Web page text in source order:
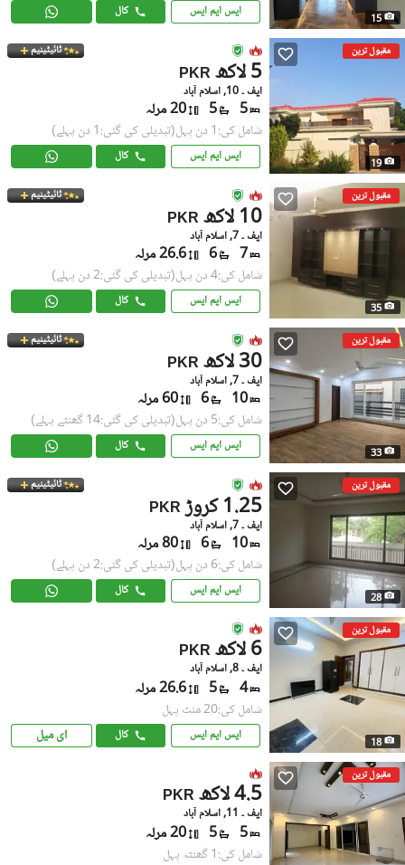
15 ایس ایم ایس کال
مقبول ترین
19
ٹائیٹینیم
PKR 5 لاکھ
ایف ۔ 10, اسلام آباد
5
5 20 مرلہ
شامل کی:1 دن پہل (تبدیلی کی گئی:1 دن پہلے)
ایس ایم ایس کال
مقبول ترین
35
ٹائیٹینیم
PKR 10 لاکھ
ایف ۔ 7, اسلام آباد
7
6 26.6 مرلہ
شامل کی:4 دن پہل (تبدیلی کی گئی:2 دن پہلے)
ایس ایم ایس کال
مقبول ترین
33
ٹائیٹینیم
PKR 30 لاکھ
ایف ۔ 7, اسلام آباد
10
6 60 مرلہ
شامل کی:5 دن پہل (تبدیلی کی گئی:14 گھنٹے پہلے)
ایس ایم ایس کال
مقبول ترین
28
ٹائیٹینیم
PKR 1.25 کروڑ
ایف ۔ 7, اسلام آباد
10
6 80 مرلہ
شامل کی:6 دن پہل (تبدیلی کی گئی:2 دن پہلے)
ایس ایم ایس کال
مقبول ترین
18
PKR 6 لاکھ
ایف ۔ 8, اسلام آباد
4
5 26.6 مرلہ
شامل کی:20 منٹ پہل
ایس ایم ایس کال ای میل
مقبول ترین
PKR 4.5 لاکھ
ایف ۔ 11, اسلام آباد
5
5 20 مرلہ
شامل کی:1 گھنٹہ پہل